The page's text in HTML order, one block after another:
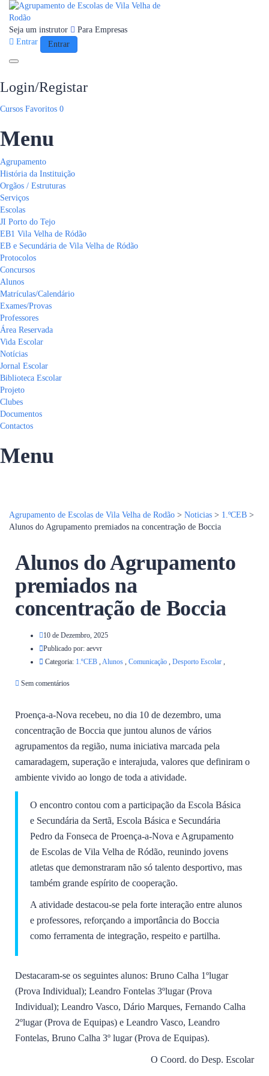
Seja um instrutor
Para Empresas
Entrar
Entrar
Login/Registar
Cursos Favoritos 0
Menu
Agrupamento
História da Instituição
Orgãos / Estruturas
Serviços
Escolas
JI Porto do Tejo
EB1 Vila Velha de Ródão
EB e Secundária de Vila Velha de Ródão
Protocolos
Concursos
Alunos
Matrículas/Calendário
Exames/Provas
Professores
Área Reservada
Vida Escolar
Notícias
Jornal Escolar
Biblioteca Escolar
Projeto
Clubes
Documentos
Contactos
Menu
Agrupamento de Escolas de Vila Velha de Rodão > Noticias > 1.ºCEB >
Alunos do Agrupamento premiados na concentração de Boccia
Alunos do Agrupamento
premiados na
concentração de Boccia
10 de Dezembro, 2025
Publicado por: aevvr
Categoria: 1.ºCEB , Alunos , Comunicação , Desporto Escolar ,
Sem comentários
Proença-a-Nova recebeu, no dia 10 de dezembro, uma
concentração de Boccia que juntou alunos de vários
agrupamentos da região, numa iniciativa marcada pela
camaradagem, superação e interajuda, valores que definiram o
ambiente vivido ao longo de toda a atividade.
O encontro contou com a participação da Escola Básica
e Secundária da Sertã, Escola Básica e Secundária
Pedro da Fonseca de Proença-a-Nova e Agrupamento
de Escolas de Vila Velha de Ródão, reunindo jovens
atletas que demonstraram não só talento desportivo, mas
também grande espírito de cooperação.
A atividade destacou-se pela forte interação entre alunos
e professores, reforçando a importância do Boccia
como ferramenta de integração, respeito e partilha.
Destacaram-se os seguintes alunos: Bruno Calha 1ºlugar
(Prova Individual); Leandro Fontelas 3ºlugar (Prova
Individual); Leandro Vasco, Dário Marques, Fernando Calha
2ºlugar (Prova de Equipas) e Leandro Vasco, Leandro
Fontelas, Bruno Calha 3º lugar (Prova de Equipas).
O Coord. do Desp. Escolar